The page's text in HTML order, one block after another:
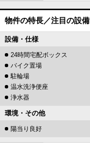
物件の特長／注目の設備
設備・仕様
24時間宅配ボックス
バイク置場
駐輪場
温水洗浄便座
浄水器
環境・その他
陽当り良好